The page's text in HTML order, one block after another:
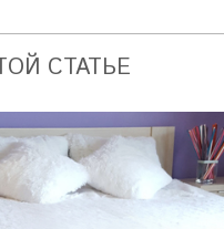
СТАТЬЕ